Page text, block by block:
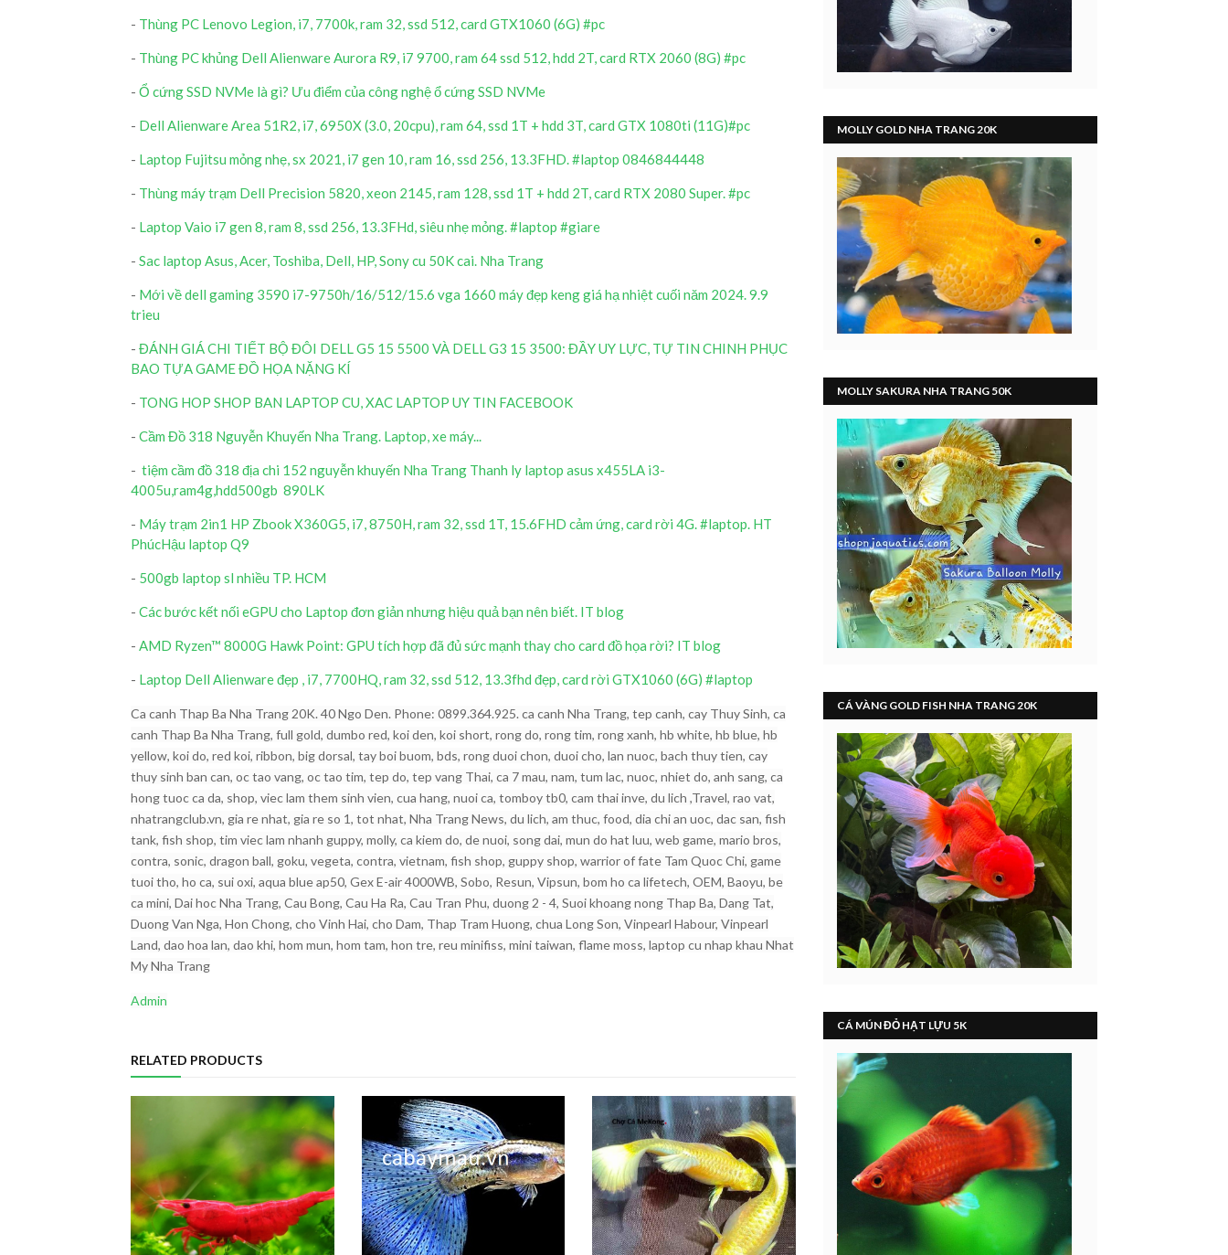
- Thùng PC Lenovo Legion, i7, 7700k, ram 32, ssd 512, card GTX1060 (6G) #pc
- Thùng PC khủng Dell Alienware Aurora R9, i7 9700, ram 64 ssd 512, hdd 2T, card RTX 2060 (8G) #pc
- Ổ cứng SSD NVMe là gì? Ưu điểm của công nghệ ổ cứng SSD NVMe
- Dell Alienware Area 51R2, i7, 6950X (3.0, 20cpu), ram 64, ssd 1T + hdd 3T, card GTX 1080ti (11G)#pc
- Laptop Fujitsu mỏng nhẹ, sx 2021, i7 gen 10, ram 16, ssd 256, 13.3FHD. #laptop 0846844448
- Thùng máy trạm Dell Precision 5820, xeon 2145, ram 128, ssd 1T + hdd 2T, card RTX 2080 Super. #pc
- Laptop Vaio i7 gen 8, ram 8, ssd 256, 13.3FHd, siêu nhẹ mỏng. #laptop #giare
- Sac laptop Asus, Acer, Toshiba, Dell, HP, Sony cu 50K cai. Nha Trang
- Mới về dell gaming 3590 i7-9750h/16/512/15.6 vga 1660 máy đẹp keng giá hạ nhiệt cuối năm 2024. 9.9
trieu
- ĐÁNH GIÁ CHI TIẾT BỘ ĐÔI DELL G5 15 5500 VÀ DELL G3 15 3500: ĐẦY UY LỰC, TỰ TIN CHINH PHỤC
BAO TỰA GAME ĐỒ HỌA NẶNG KÍ
- TONG HOP SHOP BAN LAPTOP CU, XAC LAPTOP UY TIN FACEBOOK
- Cầm Đồ 318 Nguyễn Khuyến Nha Trang. Laptop, xe máy...
- tiệm cầm đồ 318 địa chi 152 nguyễn khuyến Nha Trang Thanh ly laptop asus x455LA i3-
4005u,ram4g,hdd500gb 890LK
- Máy trạm 2in1 HP Zbook X360G5, i7, 8750H, ram 32, ssd 1T, 15.6FHD cảm ứng, card rời 4G. #laptop. HT
PhúcHậu laptop Q9
- 500gb laptop sl nhiều TP. HCM
- Các bước kết nối eGPU cho Laptop đơn giản nhưng hiệu quả bạn nên biết. IT blog
- AMD Ryzen™ 8000G Hawk Point: GPU tích hợp đã đủ sức mạnh thay cho card đồ họa rời? IT blog
- Laptop Dell Alienware đẹp , i7, 7700HQ, ram 32, ssd 512, 13.3fhd đẹp, card rời GTX1060 (6G) #laptop
Ca canh Thap Ba Nha Trang 20K. 40 Ngo Den. Phone: 0899.364.925. ca canh Nha Trang, tep canh, cay Thuy Sinh, ca
canh Thap Ba Nha Trang, full gold, dumbo red, koi den, koi short, rong do, rong tim, rong xanh, hb white, hb blue, hb
yellow, koi do, red koi, ribbon, big dorsal, tay boi buom, bds, rong duoi chon, duoi cho, lan nuoc, bach thuy tien, cay
thuy sinh ban can, oc tao vang, oc tao tim, tep do, tep vang Thai, ca 7 mau, nam, tum lac, nuoc, nhiet do, anh sang, ca
hong tuoc ca da, shop, viec lam them sinh vien, cua hang, nuoi ca, tomboy tb0, cam thai inve, du lich ,Travel, rao vat,
nhatrangclub.vn, gia re nhat, gia re so 1, tot nhat, Nha Trang News, du lich, am thuc, food, dia chi an uoc, dac san, fish
tank, fish shop, tim viec lam nhanh guppy, molly, ca kiem do, de nuoi, song dai, mun do hat luu, web game, mario bros,
contra, sonic, dragon ball, goku, vegeta, contra, vietnam, fish shop, guppy shop, warrior of fate Tam Quoc Chi, game
tuoi tho, ho ca, sui oxi, aqua blue ap50, Gex E-air 4000WB, Sobo, Resun, Vipsun, bom ho ca lifetech, OEM, Baoyu, be
ca mini, Dai hoc Nha Trang, Cau Bong, Cau Ha Ra, Cau Tran Phu, duong 2 - 4, Suoi khoang nong Thap Ba, Dang Tat,
Duong Van Nga, Hon Chong, cho Vinh Hai, cho Dam, Thap Tram Huong, chua Long Son, Vinpearl Habour, Vinpearl
Land, dao hoa lan, dao khi, hom mun, hom tam, hon tre, reu minifiss, mini taiwan, flame moss, laptop cu nhap khau Nhat
My Nha Trang
Admin
RELATED PRODUCTS
MOLLY GOLD NHA TRANG 20K
MOLLY SAKURA NHA TRANG 50K
CÁ VÀNG GOLD FISH NHA TRANG 20K
CÁ MÚN ĐỎ HẠT LỰU 5K